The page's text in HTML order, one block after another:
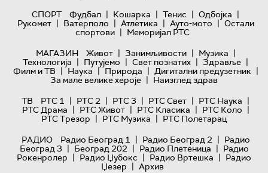
СПОРТ
Фудбал | Кошарка | Тенис | Одбојка |
Рукомет | Ватерполо | Атлетика | Ауто-мото | Остали
спортови | Меморијал РТС
МАГАЗИН
Живот | Занимљивости | Музика |
Технологијa | Путујемо | Свет познатих | Здравље |
Филм и ТВ | Наука | Природа | Дигитални предузетник |
За мале велике хероје | Наизглед здрав
ТВ
РТС 1 | РТС 2 | РТС 3 | РТС Свет | РТС Наука |
РТС Драма | РТС Живот | РТС Класика | РТС Коло |
РТС Трезор | РТС Музика | РТС Полетарац
РАДИО
Радио Београд 1 | Радио Београд 2 | Радио
Београд 3 | Београд 202 | Радио Плетеница | Радио
Рокенролер | Радио Џубокс | Радио Вртешка | Радио
Џезер | Архив